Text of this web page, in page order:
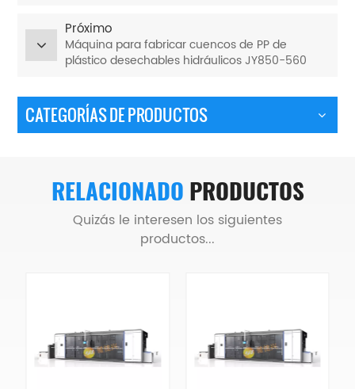
Próximo
Máquina para fabricar cuencos de PP de
plástico desechables hidráulicos JY850-560
CATEGORÍAS DE PRODUCTOS
RELACIONADO PRODUCTOS
Quizás le interesen los siguientes
productos...